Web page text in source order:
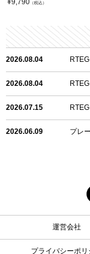
¥9,790 （税込）
2026.08.04
2026.08.04
2026.07.15
2026.06.09 プレ
24/
G/グ
2026.04.23
運営会社
プライバシーポリ